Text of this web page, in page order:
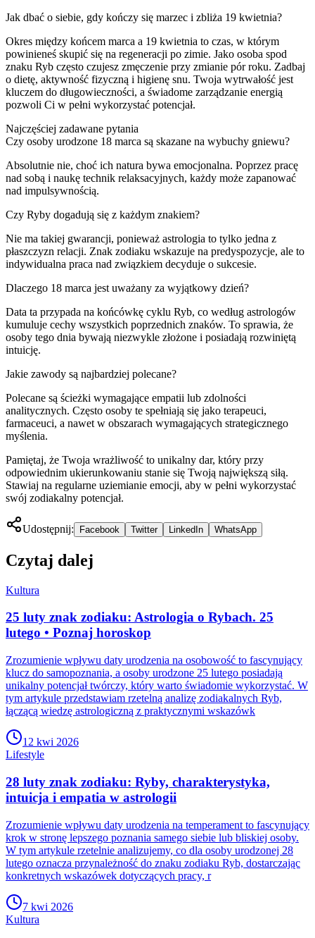
Jak dbać o siebie, gdy kończy się marzec i zbliża 19 kwietnia?
Okres między końcem marca a 19 kwietnia to czas, w którym
powinieneś skupić się na regeneracji po zimie. Jako osoba spod
znaku Ryb często czujesz zmęczenie przy zmianie pór roku. Zadbaj
o dietę, aktywność fizyczną i higienę snu. Twoja wytrwałość jest
kluczem do długowieczności, a świadome zarządzanie energią
pozwoli Ci w pełni wykorzystać potencjał.
Najczęściej zadawane pytania
Czy osoby urodzone 18 marca są skazane na wybuchy gniewu?
Absolutnie nie, choć ich natura bywa emocjonalna. Poprzez pracę
nad sobą i naukę technik relaksacyjnych, każdy może zapanować
nad impulsywnością.
Czy Ryby dogadują się z każdym znakiem?
Nie ma takiej gwarancji, ponieważ astrologia to tylko jedna z
płaszczyzn relacji. Znak zodiaku wskazuje na predyspozycje, ale to
indywidualna praca nad związkiem decyduje o sukcesie.
Dlaczego 18 marca jest uważany za wyjątkowy dzień?
Data ta przypada na końcówkę cyklu Ryb, co według astrologów
kumuluje cechy wszystkich poprzednich znaków. To sprawia, że
osoby tego dnia bywają niezwykle złożone i posiadają rozwiniętą
intuicję.
Jakie zawody są najbardziej polecane?
Polecane są ścieżki wymagające empatii lub zdolności
analitycznych. Często osoby te spełniają się jako terapeuci,
farmaceuci, a nawet w obszarach wymagających strategicznego
myślenia.
Pamiętaj, że Twoja wrażliwość to unikalny dar, który przy
odpowiednim ukierunkowaniu stanie się Twoją największą siłą.
Stawiaj na regularne uziemianie emocji, aby w pełni wykorzystać
swój zodiakalny potencjał.
Udostępnij: Facebook Twitter LinkedIn WhatsApp
Czytaj dalej
Kultura
25 luty znak zodiaku: Astrologia o Rybach. 25
lutego • Poznaj horoskop
Zrozumienie wpływu daty urodzenia na osobowość to fascynujący
klucz do samopoznania, a osoby urodzone 25 lutego posiadają
unikalny potencjał twórczy, który warto świadomie wykorzystać. W
tym artykule przedstawiam rzetelną analizę zodiakalnych Ryb,
łączącą wiedzę astrologiczną z praktycznymi wskazówk
12 kwi 2026
Lifestyle
28 luty znak zodiaku: Ryby, charakterystyka,
intuicja i empatia w astrologii
Zrozumienie wpływu daty urodzenia na temperament to fascynujący
krok w stronę lepszego poznania samego siebie lub bliskiej osoby.
W tym artykule rzetelnie analizujemy, co dla osoby urodzonej 28
lutego oznacza przynależność do znaku zodiaku Ryb, dostarczając
konkretnych wskazówek dotyczących pracy, r
7 kwi 2026
Kultura